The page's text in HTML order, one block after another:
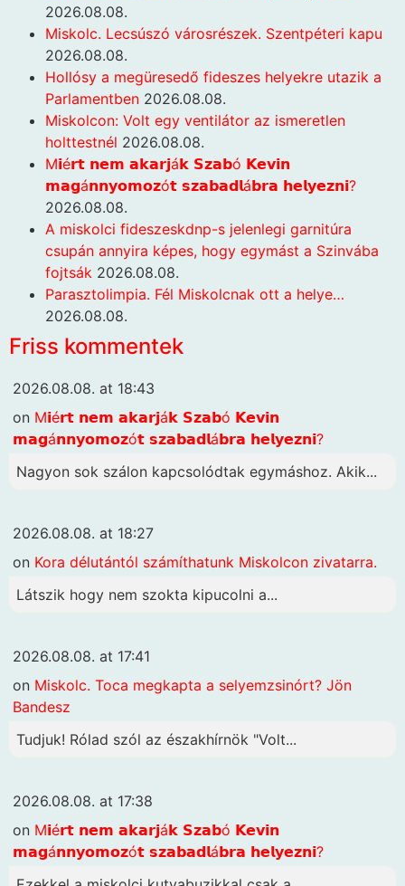
2026.08.08.
Miskolc. Lecsúszó városrészek. Szentpéteri kapu
2026.08.08.
Hollósy a megüresedő fideszes helyekre utazik a
Parlamentben 2026.08.08.
Miskolcon: Volt egy ventilátor az ismeretlen
holttestnél 2026.08.08.
M𝗶é𝗿𝘁 𝗻𝗲𝗺 𝗮𝗸𝗮𝗿𝗷á𝗸 𝗦𝘇𝗮𝗯ó 𝗞𝗲𝘃𝗶𝗻
𝗺𝗮𝗴á𝗻𝗻𝘆𝗼𝗺𝗼𝘇ó𝘁 𝘀𝘇𝗮𝗯𝗮𝗱𝗹á𝗯𝗿𝗮 𝗵𝗲𝗹𝘆𝗲𝘇𝗻𝗶?
2026.08.08.
A miskolci fideszeskdnp-s jelenlegi garnitúra
csupán annyira képes, hogy egymást a Szinvába
fojtsák 2026.08.08.
Parasztolimpia. Fél Miskolcnak ott a helye…
2026.08.08.
Friss kommentek
2026.08.08. at 18:43
on M𝗶é𝗿𝘁 𝗻𝗲𝗺 𝗮𝗸𝗮𝗿𝗷á𝗸 𝗦𝘇𝗮𝗯ó 𝗞𝗲𝘃𝗶𝗻
𝗺𝗮𝗴á𝗻𝗻𝘆𝗼𝗺𝗼𝘇ó𝘁 𝘀𝘇𝗮𝗯𝗮𝗱𝗹á𝗯𝗿𝗮 𝗵𝗲𝗹𝘆𝗲𝘇𝗻𝗶?
Nagyon sok szálon kapcsolódtak egymáshoz. Akik...
2026.08.08. at 18:27
on Kora délutántól számíthatunk Miskolcon zivatarra.
Látszik hogy nem szokta kipucolni a...
2026.08.08. at 17:41
on Miskolc. Toca megkapta a selyemzsinórt? Jön
Bandesz
Tudjuk! Rólad szól az északhírnök "Volt...
2026.08.08. at 17:38
on M𝗶é𝗿𝘁 𝗻𝗲𝗺 𝗮𝗸𝗮𝗿𝗷á𝗸 𝗦𝘇𝗮𝗯ó 𝗞𝗲𝘃𝗶𝗻
𝗺𝗮𝗴á𝗻𝗻𝘆𝗼𝗺𝗼𝘇ó𝘁 𝘀𝘇𝗮𝗯𝗮𝗱𝗹á𝗯𝗿𝗮 𝗵𝗲𝗹𝘆𝗲𝘇𝗻𝗶?